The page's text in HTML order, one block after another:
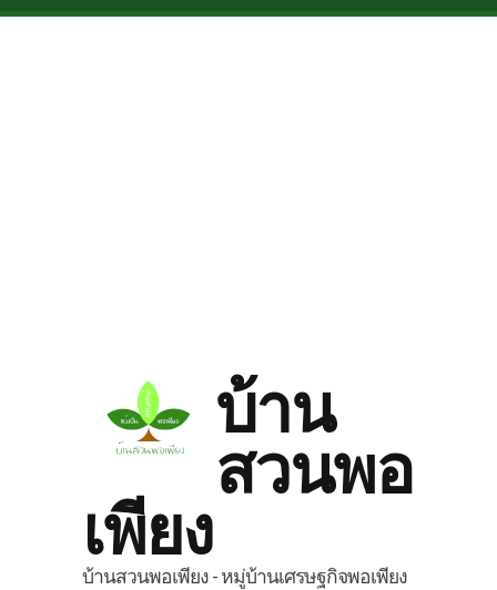
Skip to main content
บ้าน
สวนพอ
เพียง
บ้านสวนพอเพียง - หมู่บ้านเศรษฐกิจพอเพียง